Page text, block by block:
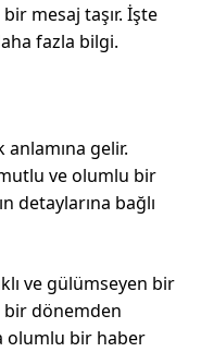
mesaj taşır. İşte
fazla bilgi.
anlamına gelir.
ve olumlu bir
detaylarına bağlı
ve gülümseyen bir
bir dönemden
olumlu bir haber